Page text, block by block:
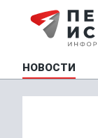
НОВОСТИ